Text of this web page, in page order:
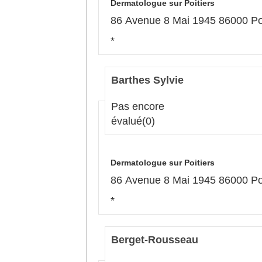
Dermatologue sur Poitiers
86 Avenue 8 Mai 1945 86000
*
Barthes Sylvie
Pas encore
évalué(0)
Dermatologue sur Poitiers
86 Avenue 8 Mai 1945 86000
*
Berget-Rousseau